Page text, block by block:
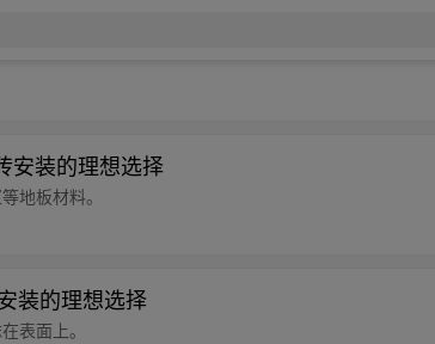
安装的理想选择
地板材料。
装的理想选择
表面上。